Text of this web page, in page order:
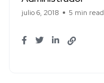
julio 6, 2018 5 min read